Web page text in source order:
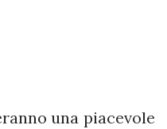
una piacevole